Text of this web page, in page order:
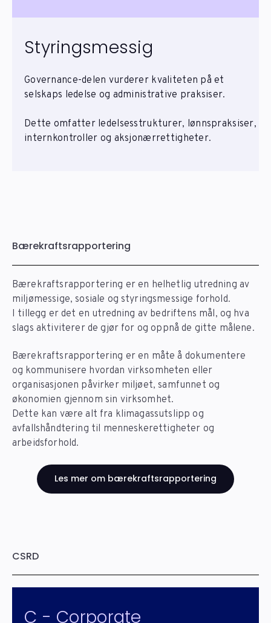
Styringsmessig
Governance-delen vurderer kvaliteten på et
selskaps ledelse og administrative praksiser.
Dette omfatter ledelsesstrukturer, lønnspraksiser,
internkontroller og aksjonærrettigheter.
Bærekraftsrapportering
Bærekraftsrapportering er en helhetlig utredning av
miljømessige, sosiale og styringsmessige forhold.
I tillegg er det en utredning av bedriftens mål, og hva
slags aktiviterer de gjør for og oppnå de gitte målene.
Bærekraftsrapportering er en måte å dokumentere
og kommunisere hvordan virksomheten eller
organisasjonen påvirker miljøet, samfunnet og
økonomien gjennom sin virksomhet.
Dette kan være alt fra klimagassutslipp og
avfallshåndtering til menneskerettigheter og
arbeidsforhold.
Les mer om bærekraftsrapportering
CSRD
C - Corporate